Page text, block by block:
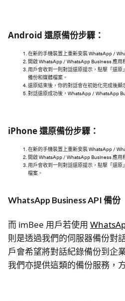
Android 還原備份步驟：
在新的手機裝置上重新安裝 WhatsApp /
開啟 WhatsApp / WhatsApp Business 應用
用戶會收到一則對話還原提示，點擊「還
備份和媒體檔案。
還原結束後，你的對話會在初始化完成後顯
對話還原成功後，WhatsApp / WhatsApp
iPhone 還原備份步驟：
在新的手機裝置上重新安裝 WhatsApp /
開啟 WhatsApp / WhatsApp Business 應用
用戶會收到一則對話還原提示，點擊「還
檔案。
WhatsApp Business API 備份
而 imBee 用戶若使用
則是透過我們的伺服器備份對
戶會希望將對話紀錄備份到企
我們亦提供這類的備份服務，